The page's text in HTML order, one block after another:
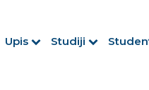
Upis Studiji